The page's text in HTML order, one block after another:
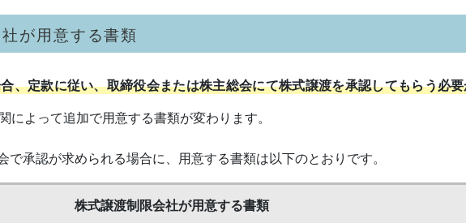
が用意する書類
、定款に従い、取締役会または株主総会にて株式譲渡を承認してもらう必
によって追加で用意する書類が変わります。
で承認が求められる場合に、用意する書類は以下のとおりです。
株式譲渡制限会社が用意する書類